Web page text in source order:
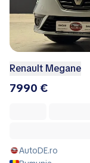
Renault Megane
7990 €
AutoDE.ro